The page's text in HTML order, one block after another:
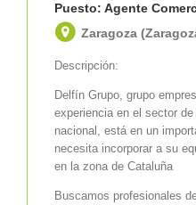
Puesto: Agente
Zaragoza
Descripción:
Delfín Grupo, grupo
experiencia en el sector
nacional, está en un
necesita incorporar a su
en la zona de Cataluña
Buscamos profesionales